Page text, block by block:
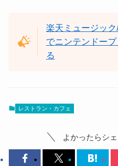
楽天ミュージッ
でニンテンドー
る
レストラン・カフェ
よかったらシ